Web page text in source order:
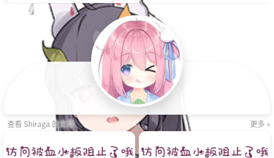
查看 Shiraga 的文章 更多 »